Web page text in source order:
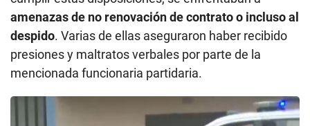
amenazas de no renovación de contrato o incluso al
despido. Varias de ellas aseguraron haber recibido
presiones y maltratos verbales por parte de la
mencionada funcionaria partidaria.